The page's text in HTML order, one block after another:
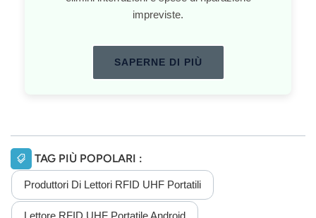
impreviste.
SAPERNE DI PIÙ
TAG PIÙ POPOLARI :
Produttori Di Lettori RFID UHF Portatili